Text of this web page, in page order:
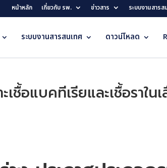
หน้าหลัก เกี่ยวกับ รพ. ข่าวสาร ระบบงานสารส
ระบบงานสารสนเทศ ดาวน์โหลด
เชื้อแบคทีเรียและเชื้อรา